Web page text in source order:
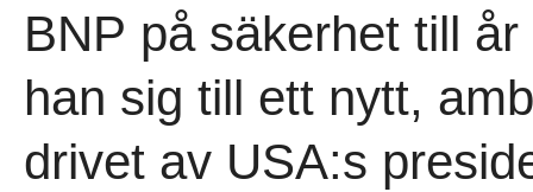
BNP på säkerhet till
han sig till ett nytt,
drivet av USA:s